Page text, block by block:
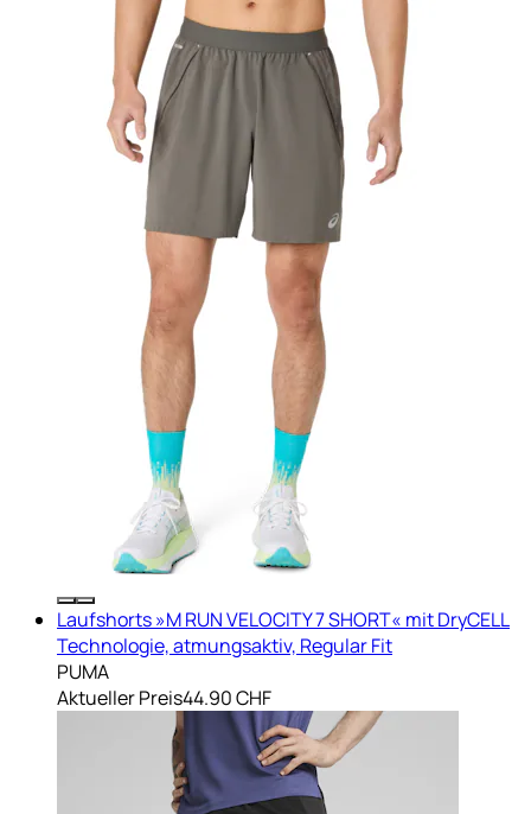
Laufshorts »M RUN VELOCITY 7 SHORT« mit DryCELL
Technologie, atmungsaktiv, Regular Fit
PUMA
Aktueller Preis44.90 CHF